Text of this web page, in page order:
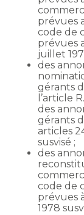
prévues
code de
prévues
juillet
des
gérants
l’article
des
gérants
articles
susvisé ;
des
code de
prévues
1978